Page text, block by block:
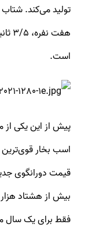
است.
اسب بخار قوی‌ترین
قیمت دورانگوی
بیش از هشتاد هزار